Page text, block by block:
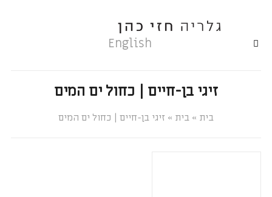
English
זיגי בן-חיים | כחול ים המים
»
» זיגי בן-חיים | כחול ים המים